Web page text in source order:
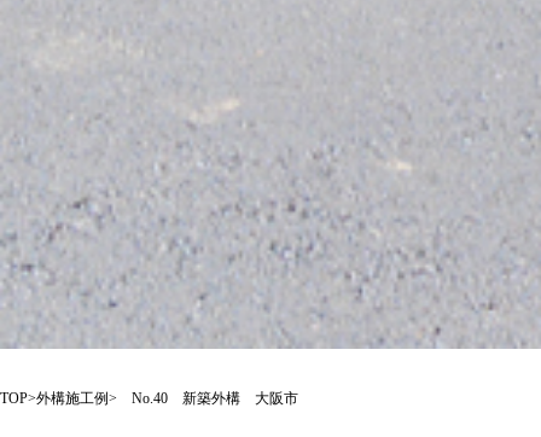
TOP>外構施工例> No.40 新築外構 大阪市